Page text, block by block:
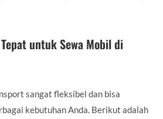
untuk Sewa Mobil di
sangat fleksibel dan bisa
kebutuhan Anda. Berikut adalah